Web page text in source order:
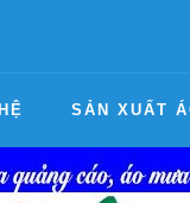
SẢN XUẤT